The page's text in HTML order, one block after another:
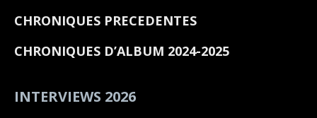
CHRONIQUES PRECEDENTES
CHRONIQUES D’ALBUM 2024-2025
INTERVIEWS 2026